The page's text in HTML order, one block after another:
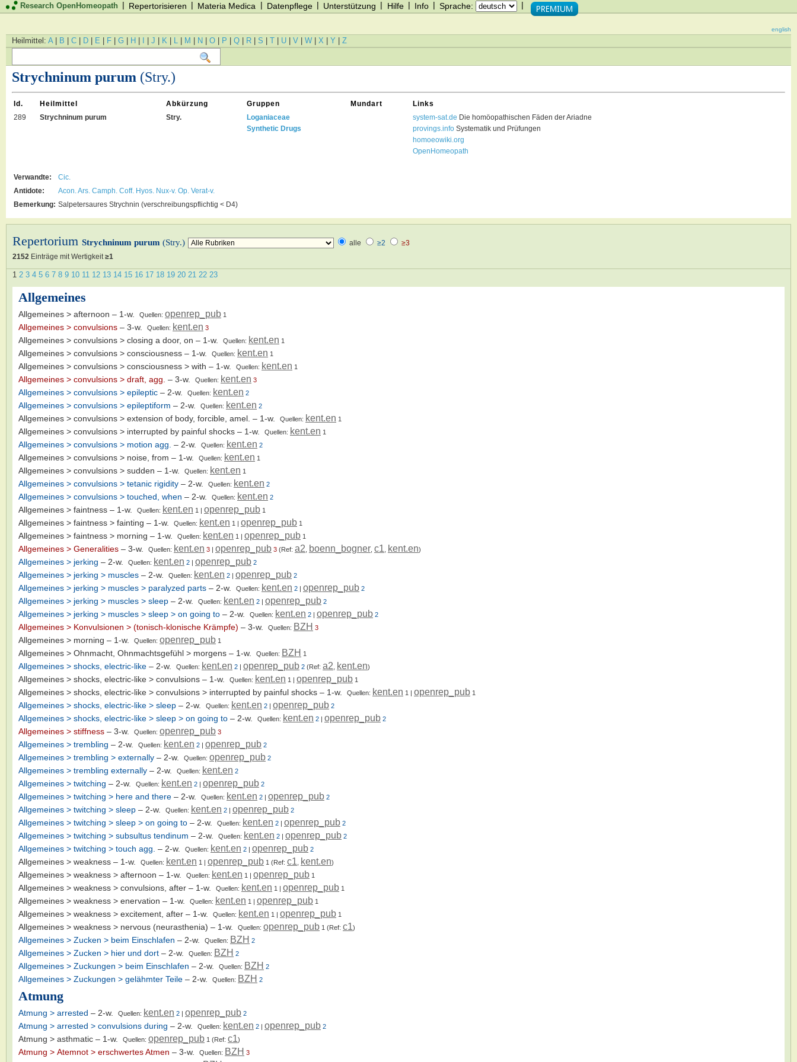
Research OpenHomeopath | Repertorisieren | Materia Medica | Datenpflege | Unterstützung | Hilfe | Info | Sprache: |
english
Heilmittel: A | B | C | D | E | F | G | H | I | J | K | L | M | N | O | P | Q | R | S | T | U | V | W | X | Y | Z
Strychninum purum (Stry.)
Id. Heilmittel Abkürzung Gruppen Mundart
Links
289
Strychninum purum Stry.
Loganiaceae
Synthetic Drugs
system-sat.de Die homöopathischen Fäden der Ariadne
provings.info Systematik und Prüfungen
homoeowiki.org
OpenHomeopath
Verwandte:
Cic.
Antidote:
Acon. Ars. Camph. Coff. Hyos. Nux-v. Op. Verat-v.
Bemerkung: Salpetersaures Strychnin (verschreibungspflichtig < D4)
Repertorium Strychninum purum (Stry.) alle ≥2
≥3
2152 Einträge mit Wertigkeit ≥1
1 2 3 4 5 6 7 8 9 10 11 12 13 14 15 16 17 18 19 20 21 22 23
Allgemeines
Allgemeines > afternoon – 1-w. Quellen: openrep_pub 1
Allgemeines > convulsions – 3-w. Quellen: kent.en 3
Allgemeines > convulsions > closing a door, on – 1-w. Quellen: kent.en 1
Allgemeines > convulsions > consciousness – 1-w. Quellen: kent.en 1
Allgemeines > convulsions > consciousness > with – 1-w. Quellen: kent.en 1
Allgemeines > convulsions > draft, agg. – 3-w. Quellen: kent.en 3
Allgemeines > convulsions > epileptic – 2-w. Quellen: kent.en 2
Allgemeines > convulsions > epileptiform – 2-w. Quellen: kent.en 2
Allgemeines > convulsions > extension of body, forcible, amel. – 1-w. Quellen: kent.en 1
Allgemeines > convulsions > interrupted by painful shocks – 1-w. Quellen: kent.en 1
Allgemeines > convulsions > motion agg. – 2-w. Quellen: kent.en 2
Allgemeines > convulsions > noise, from – 1-w. Quellen: kent.en 1
Allgemeines > convulsions > sudden – 1-w. Quellen: kent.en 1
Allgemeines > convulsions > tetanic rigidity – 2-w. Quellen: kent.en 2
Allgemeines > convulsions > touched, when – 2-w. Quellen: kent.en 2
Allgemeines > faintness – 1-w. Quellen: kent.en 1 | openrep_pub 1
Allgemeines > faintness > fainting – 1-w. Quellen: kent.en 1 | openrep_pub 1
Allgemeines > faintness > morning – 1-w. Quellen: kent.en 1 | openrep_pub 1
Allgemeines > Generalities – 3-w. Quellen: kent.en 3 | openrep_pub 3 (Ref: a2 boenn_bogner c1 kent.en)
Allgemeines > jerking – 2-w. Quellen: kent.en 2 | openrep_pub 2
Allgemeines > jerking > muscles – 2-w. Quellen: kent.en 2 | openrep_pub 2
Allgemeines > jerking > muscles > paralyzed parts – 2-w. Quellen: kent.en 2 | openrep_pub 2
Allgemeines > jerking > muscles > sleep – 2-w. Quellen: kent.en 2 | openrep_pub 2
Allgemeines > jerking > muscles > sleep > on going to – 2-w. Quellen: kent.en 2 | openrep_pub 2
Allgemeines > Konvulsionen > (tonisch-klonische Krämpfe) – 3-w. Quellen: BZH 3
Allgemeines > morning – 1-w. Quellen: openrep_pub 1
Allgemeines > Ohnmacht, Ohnmachtsgefühl > morgens – 1-w. Quellen: BZH 1
Allgemeines > shocks, electric-like – 2-w. Quellen: kent.en 2 | openrep_pub 2 (Ref: a2 kent.en)
Allgemeines > shocks, electric-like > convulsions – 1-w. Quellen: kent.en 1 | openrep_pub 1
Allgemeines > shocks, electric-like > convulsions > interrupted by painful shocks – 1-w. Quellen: kent.en 1 | openrep_pub 1
Allgemeines > shocks, electric-like > sleep – 2-w. Quellen: kent.en 2 | openrep_pub 2
Allgemeines > shocks, electric-like > sleep > on going to – 2-w. Quellen: kent.en 2 | openrep_pub 2
Allgemeines > stiffness – 3-w. Quellen: openrep_pub 3
Allgemeines > trembling – 2-w. Quellen: kent.en 2 | openrep_pub 2
Allgemeines > trembling > externally – 2-w. Quellen: openrep_pub 2
Allgemeines > trembling externally – 2-w. Quellen: kent.en 2
Allgemeines > twitching – 2-w. Quellen: kent.en 2 | openrep_pub 2
Allgemeines > twitching > here and there – 2-w. Quellen: kent.en 2 | openrep_pub 2
Allgemeines > twitching > sleep – 2-w. Quellen: kent.en 2 | openrep_pub 2
Allgemeines > twitching > sleep > on going to – 2-w. Quellen: kent.en 2 | openrep_pub 2
Allgemeines > twitching > subsultus tendinum – 2-w. Quellen: kent.en 2 | openrep_pub 2
Allgemeines > twitching > touch agg. – 2-w. Quellen: kent.en 2 | openrep_pub 2
Allgemeines > weakness – 1-w. Quellen: kent.en 1 | openrep_pub 1 (Ref: c1 kent.en)
Allgemeines > weakness > afternoon – 1-w. Quellen: kent.en 1 | openrep_pub 1
Allgemeines > weakness > convulsions, after – 1-w. Quellen: kent.en 1 | openrep_pub 1
Allgemeines > weakness > enervation – 1-w. Quellen: kent.en 1 | openrep_pub 1
Allgemeines > weakness > excitement, after – 1-w. Quellen: kent.en 1 | openrep_pub 1
Allgemeines > weakness > nervous (neurasthenia) – 1-w. Quellen: openrep_pub 1 (Ref: c1)
Allgemeines > Zucken > beim Einschlafen – 2-w. Quellen: BZH 2
Allgemeines > Zucken > hier und dort – 2-w. Quellen: BZH 2
Allgemeines > Zuckungen > beim Einschlafen – 2-w. Quellen: BZH 2
Allgemeines > Zuckungen > gelähmter Teile – 2-w. Quellen: BZH 2
Atmung
Atmung > arrested – 2-w. Quellen: kent.en 2 | openrep_pub 2
Atmung > arrested > convulsions during – 2-w. Quellen: kent.en 2 | openrep_pub 2
Atmung > asthmatic – 1-w. Quellen: openrep_pub 1 (Ref: c1)
Atmung > Atemnot > erschwertes Atmen – 3-w. Quellen: BZH 3